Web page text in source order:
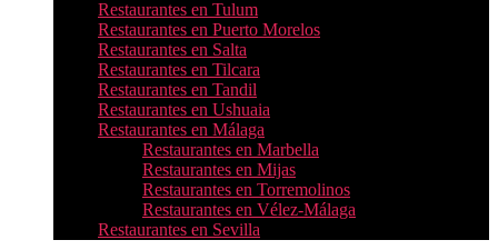
Restaurantes en Tulum
Restaurantes en Puerto Morelos
Restaurantes en Salta
Restaurantes en Tilcara
Restaurantes en Tandil
Restaurantes en Ushuaia
Restaurantes en Málaga
Restaurantes en Marbella
Restaurantes en Mijas
Restaurantes en Torremolinos
Restaurantes en Vélez-Málaga
Restaurantes en Sevilla